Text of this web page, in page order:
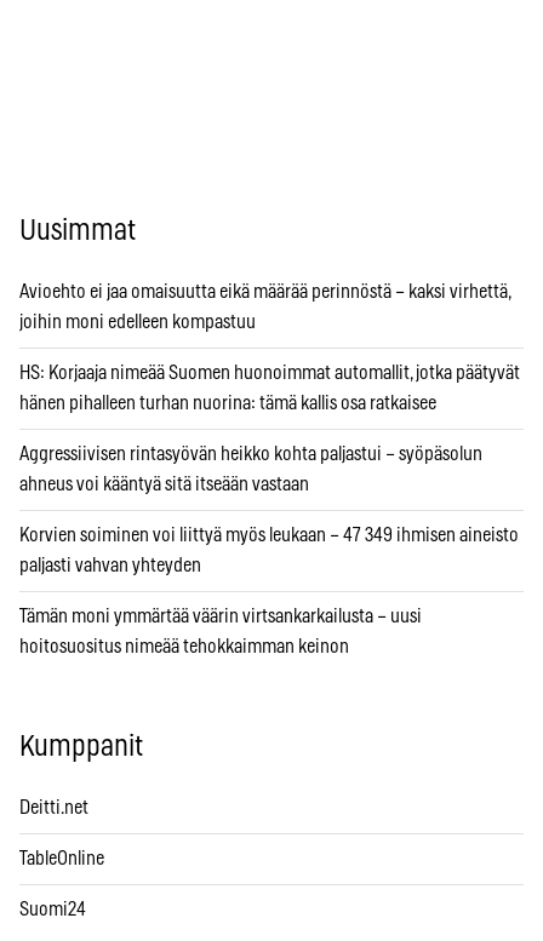
Uusimmat
Avioehto ei jaa omaisuutta eikä määrää perinnöstä – kaksi virhettä,
joihin moni edelleen kompastuu
HS: Korjaaja nimeää Suomen huonoimmat automallit, jotka päätyvät
hänen pihalleen turhan nuorina: tämä kallis osa ratkaisee
Aggressiivisen rintasyövän heikko kohta paljastui – syöpäsolun
ahneus voi kääntyä sitä itseään vastaan
Korvien soiminen voi liittyä myös leukaan – 47 349 ihmisen aineisto
paljasti vahvan yhteyden
Tämän moni ymmärtää väärin virtsankarkailusta – uusi
hoitosuositus nimeää tehokkaimman keinon
Kumppanit
Deitti.net
TableOnline
Suomi24